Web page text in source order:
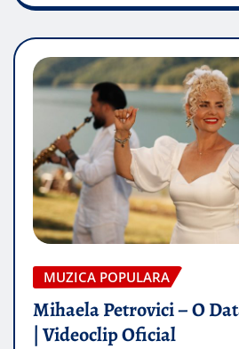
MUZICA POPULARA
Mihaela Petrovici – O
| Videoclip Oficial